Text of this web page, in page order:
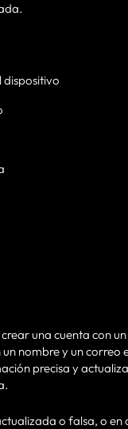
dispositivo
una cuenta con
nombre y un correo
precisa y
o falsa, o en